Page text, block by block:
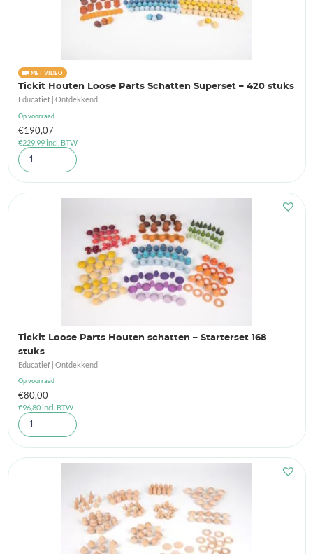
MET VIDEO
Tickit Houten Loose Parts Schatten Superset – 420 stuks
Educatief | Ontdekkend
Op voorraad
€190,07
€229,99incl. BTW
Tickit Loose Parts Houten schatten – Starterset 168
stuks
Educatief | Ontdekkend
Op voorraad
€80,00
€96,80incl. BTW